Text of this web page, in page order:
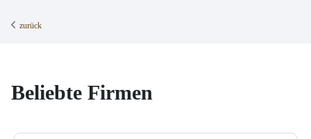
zurück
Beliebte Firmen